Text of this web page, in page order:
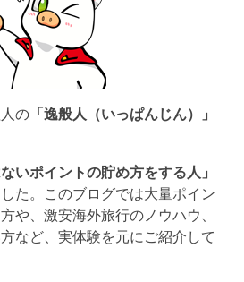
の 「逸般人（いっぱんじん）」
ないポイントの貯め方をする人」
た。このブログでは大量ポイン
や、激安海外旅行のノウハウ、
など、実体験を元にご紹介して